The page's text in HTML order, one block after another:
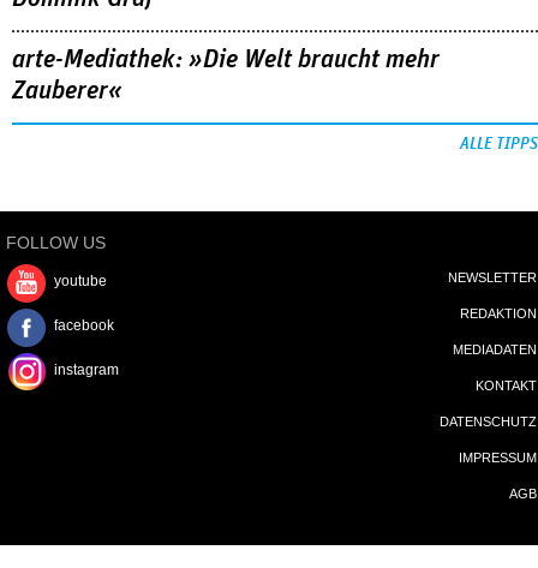
arte-Mediathek: »Die Welt braucht mehr
Zauberer«
ALLE TIPPS
FOLLOW US
youtube
facebook
instagram
NEWSLETTER
REDAKTION
MEDIADATEN
KONTAKT
DATENSCHUTZ
IMPRESSUM
AGB